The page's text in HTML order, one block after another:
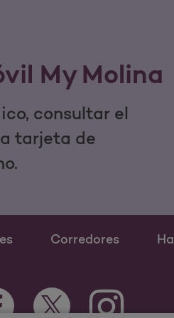
My Molina
consultar el
tarjeta de
Corredores